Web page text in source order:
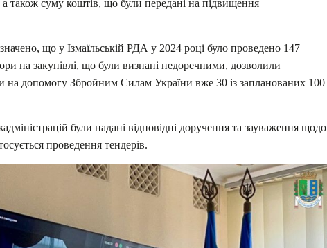
а також суму коштів, що були передані на підвищення
що у Ізмаїльській РДА у 2024 році було проведено 147
на закупівлі, що були визнані недоречними, дозволили
на допомогу Збройним Силам України вже 30 із запланованих 100
були надані відповідні доручення та зауваження щодо
проведення тендерів.